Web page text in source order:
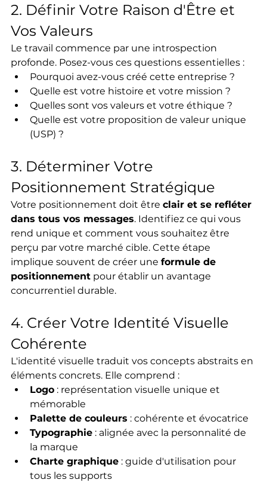
2. Définir Votre Raison d'Être et
Vos Valeurs
Le travail commence par une introspection
profonde. Posez-vous ces questions essentielles :
Pourquoi avez-vous créé cette entreprise ?
Quelle est votre histoire et votre mission ?
Quelles sont vos valeurs et votre éthique ?
Quelle est votre proposition de valeur unique
(USP) ?
3. Déterminer Votre
Positionnement Stratégique
Votre positionnement doit être clair et se refléter
dans tous vos messages. Identifiez ce qui vous
rend unique et comment vous souhaitez être
perçu par votre marché cible. Cette étape
implique souvent de créer une formule de
positionnement pour établir un avantage
concurrentiel durable.
4. Créer Votre Identité Visuelle
Cohérente
L'identité visuelle traduit vos concepts abstraits en
éléments concrets. Elle comprend :
Logo : représentation visuelle unique et
mémorable
Palette de couleurs : cohérente et évocatrice
Typographie : alignée avec la personnalité de
la marque
Charte graphique : guide d'utilisation pour
tous les supports